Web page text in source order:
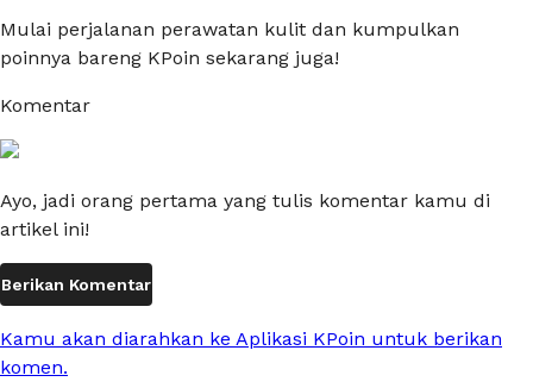
Mulai perjalanan perawatan kulit dan kumpulkan
poinnya bareng KPoin sekarang juga!
Komentar
Ayo, jadi orang pertama yang tulis komentar kamu di
artikel ini!
Berikan Komentar
Kamu akan diarahkan ke Aplikasi KPoin untuk berikan
komen.